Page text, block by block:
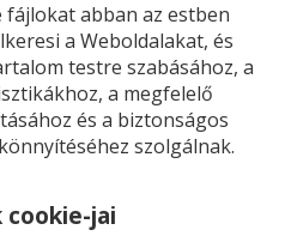
fájlokat abban az estben
a Weboldalakat, és
testre szabásához, a
a megfelelő
és a biztonságos
szolgálnak.
jai